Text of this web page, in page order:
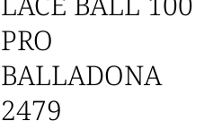
PRO
BALLADONA
2479